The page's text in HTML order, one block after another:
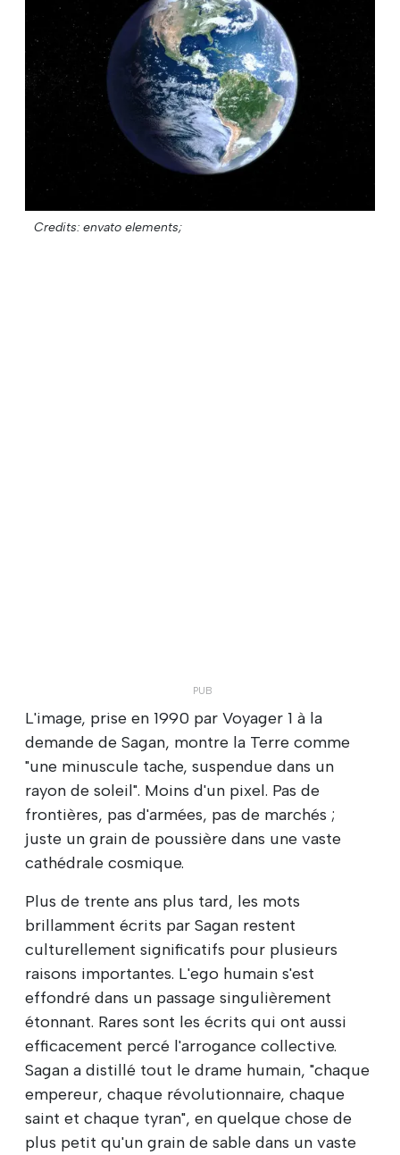
Credits: envato elements;
L'image, prise en 1990 par Voyager 1 à la
demande de Sagan, montre la Terre comme
"une minuscule tache, suspendue dans un
rayon de soleil". Moins d'un pixel. Pas de
frontières, pas d'armées, pas de marchés ;
juste un grain de poussière dans une vaste
cathédrale cosmique.
Plus de trente ans plus tard, les mots
brillamment écrits par Sagan restent
culturellement significatifs pour plusieurs
raisons importantes. L'ego humain s'est
effondré dans un passage singulièrement
étonnant. Rares sont les écrits qui ont aussi
efficacement percé l'arrogance collective.
Sagan a distillé tout le drame humain, "chaque
empereur, chaque révolutionnaire, chaque
saint et chaque tyran", en quelque chose de
plus petit qu'un grain de sable dans un vaste